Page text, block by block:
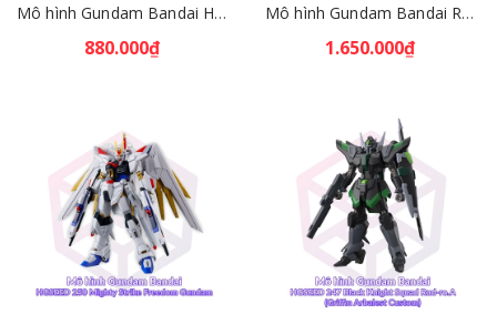
Mô hình Gundam Bandai HGTB Zaku II + Big Gun Set (Gundam Thunderbolt Ver) 1/144 [GDB] [BHG]
880.000₫
Mô hình Gundam Bandai RG 41 Akatsuki Gundam Oowashi Unit 1/144 [GDB] [BRG]
1.650.000₫